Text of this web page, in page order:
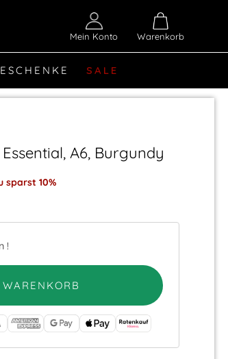
SALE
Mein Konto Warenkorb
A6, Burgundy
sparst 10%
!